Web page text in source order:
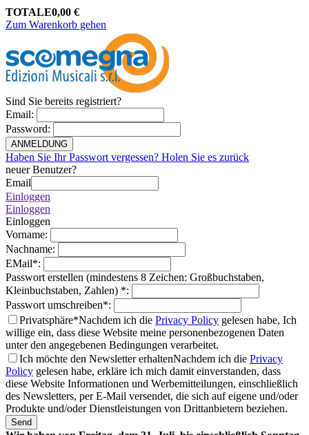
TOTALE0,00 €
Zum Warenkorb gehen
Sind Sie bereits registriert?
Email:
Password:
ANMELDUNG
Haben Sie Ihr Passwort vergessen? Holen Sie es zurück
neuer Benutzer?
Email
Einloggen
Einloggen
Einloggen
Vorname:
Nachname:
EMail*:
Passwort erstellen (mindestens 8 Zeichen: Großbuchstaben,
Kleinbuchstaben, Zahlen) *:
Passwort umschreiben*:
Privatsphäre*Nachdem ich die Privacy Policy gelesen habe, Ich
willige ein, dass diese Website meine personenbezogenen Daten
unter den angegebenen Bedingungen verarbeitet.
Ich möchte den Newsletter erhaltenNachdem ich die Privacy
Policy gelesen habe, erkläre ich mich damit einverstanden, dass
diese Website Informationen und Werbemitteilungen, einschließlich
des Newsletters, per E-Mail versendet, die sich auf eigene und/oder
Produkte und/oder Dienstleistungen von Drittanbietern beziehen.
Send